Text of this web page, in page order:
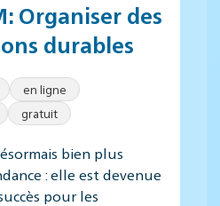
Organiser des
durables
en ligne
gratuit
bien plus
: elle est devenue
pour les